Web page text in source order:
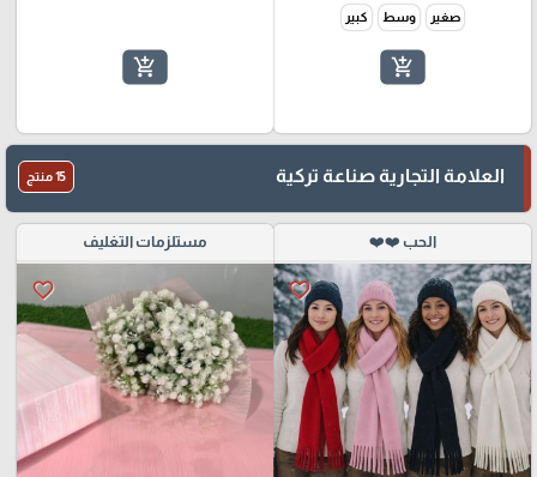
صغير وسط كبير
add_shopping_cart
add_shopping_cart
العلامة التجارية صناعة تركية 15 منتج
الحب ❤️❤️
favorite_border
مستلزمات التغليف
favorite_border